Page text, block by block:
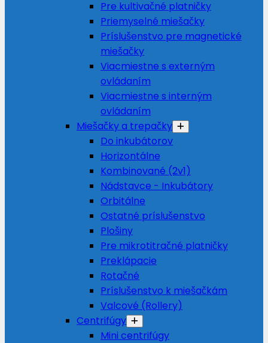
Pre kultivačné platničky
Priemyselné miešačky
Príslušenstvo pre magnetické
miešačky
Viacmiestne s externým
ovládaním
Viacmiestne s interným
ovládaním
Miešačky a trepačky
Do inkubátorov
Horizontálne
Kombinované (2v1)
Nádstavce - Inkubátory
Orbitálne
Ostatné príslušenstvo
Plošiny
Pre mikrotitračné platničky
Preklápacie
Rotačné
Príslušenstvo k miešačkám
Valcové (Rollery)
Centrifúgy
Mini centrifúgy